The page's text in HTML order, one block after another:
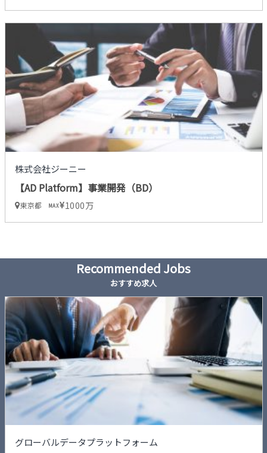
株式会社ジーニー
【AD Platform】事業開発（BD）
東京都 MAX 1000万
Recommended Jobs
おすすめ求人
グローバルデータプラットフォーム